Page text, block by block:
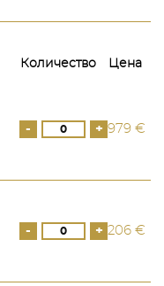
Количество Цена
- + 979 €
- + 206 €